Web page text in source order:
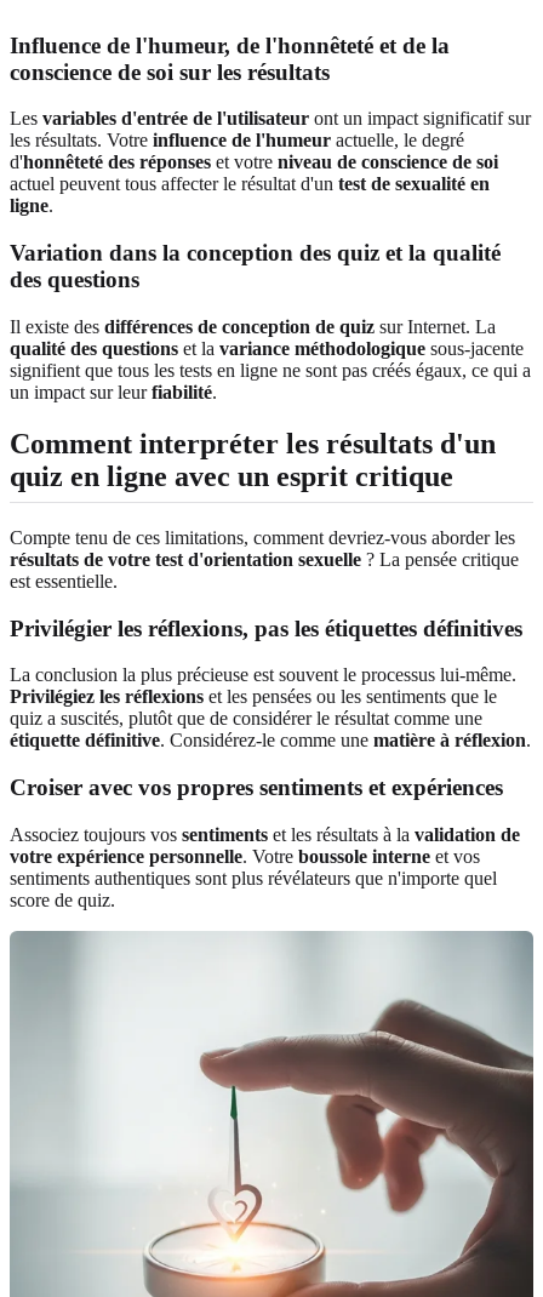
Influence de l'humeur, de l'honnêteté et de la
conscience de soi sur les résultats
Les variables d'entrée de l'utilisateur ont un impact significatif sur
les résultats. Votre influence de l'humeur actuelle, le degré
d'honnêteté des réponses et votre niveau de conscience de soi
actuel peuvent tous affecter le résultat d'un test de sexualité en
ligne.
Variation dans la conception des quiz et la qualité
des questions
Il existe des différences de conception de quiz sur Internet. La
qualité des questions et la variance méthodologique sous-jacente
signifient que tous les tests en ligne ne sont pas créés égaux, ce qui a
un impact sur leurfiabilité.
Comment interpréter les résultats d'un
quiz en ligne avec un esprit critique
Compte tenu de ces limitations, comment devriez-vous aborder les
résultats de votre test d'orientation sexuelle ? La pensée critique
est essentielle.
Privilégier les réflexions, pas les étiquettes définitives
La conclusion la plus précieuse est souvent le processus lui-même.
Privilégiez les réflexions et les pensées ou les sentiments que le
quiz a suscités, plutôt que de considérer le résultat comme une
étiquette définitive. Considérez-le comme une matière à réflexion.
Croiser avec vos propres sentiments et expériences
Associez toujours vos sentiments et les résultats à la validation de
votre expérience personnelle. Votre boussole interne et vos
sentiments authentiques sont plus révélateurs que n'importe quel
score de quiz.